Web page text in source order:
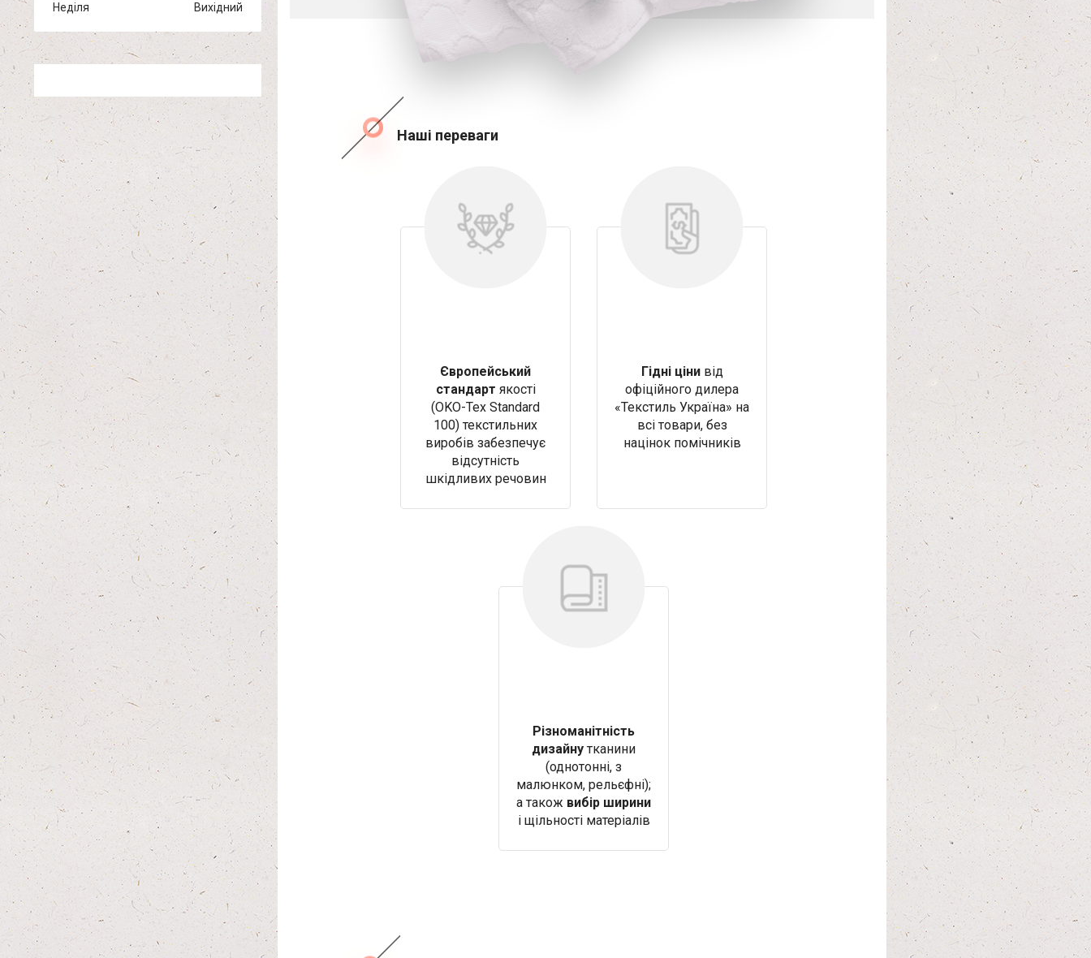
Наші переваги
Європейський
стандарт якості
(OKO-Tex Standard
100) текстильних
виробів забезпечує
відсутність
шкідливих речовин
Гідні цінивід
офіційного дилера
«Текстиль Україна» на
всі товари, без
націнок помічників
Різноманітність
дизайну тканини
(однотонні, з
малюнком, рельєфні);
а також вибір ширини
і щільності матеріалів
Неділя
Вихідний